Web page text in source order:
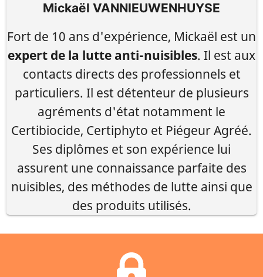
Mickaël VANNIEUWENHUYSE
Fort de 10 ans d'expérience, Mickaël est un
expert de la lutte anti-nuisibles. Il est aux
contacts directs des professionnels et
particuliers. Il est détenteur de plusieurs
agréments d'état notamment le
Certibiocide, Certiphyto et Piégeur Agréé.
Ses diplômes et son expérience lui
assurent une connaissance parfaite des
nuisibles, des méthodes de lutte ainsi que
des produits utilisés.